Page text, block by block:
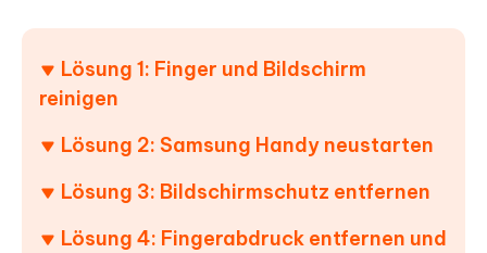
Lösung 1: Finger und Bildschirm
reinigen
Lösung 2: Samsung Handy neustarten
Lösung 3: Bildschirmschutz entfernen
Lösung 4: Fingerabdruck entfernen und